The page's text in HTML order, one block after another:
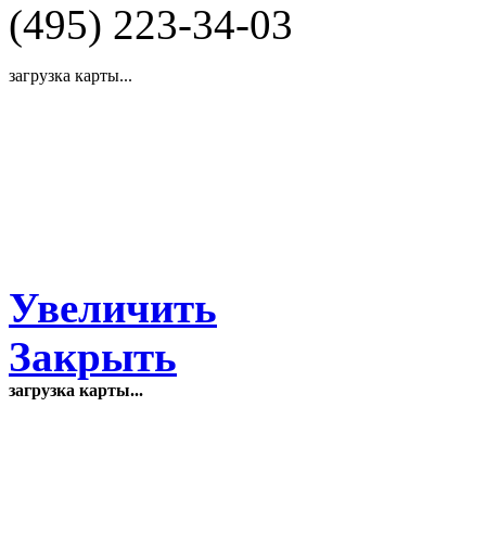
(495) 223-34-03
загрузка карты...
Увеличить
Закрыть
загрузка карты...